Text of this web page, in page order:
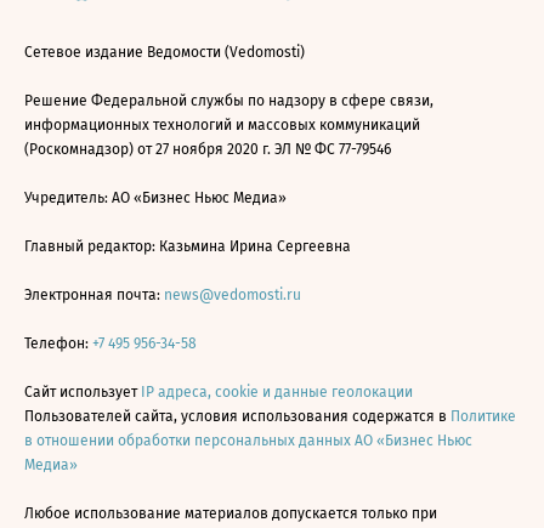
Сетевое издание Ведомости (Vedomosti)
Решение Федеральной службы по надзору в сфере связи,
информационных технологий и массовых коммуникаций
(Роскомнадзор) от 27 ноября 2020 г. ЭЛ № ФС 77-79546
Учредитель: АО «Бизнес Ньюс Медиа»
Главный редактор: Казьмина Ирина Сергеевна
Электронная почта: news@vedomosti.ru
Телефон: +7 495 956-34-58
Сайт использует IP адреса, cookie и данные геолокации
Пользователей сайта, условия использования содержатся в Политике
в отношении обработки персональных данных АО «Бизнес Ньюс
Медиа»
Любое использование материалов допускается только при